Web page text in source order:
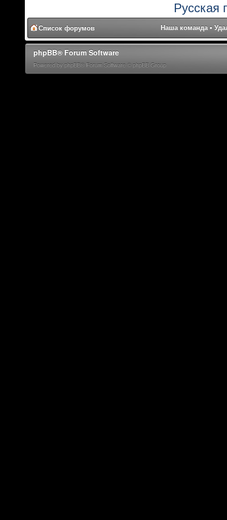
Русская
Список форумов Наша команда •
phpBB® Forum Software
Powered by phpBB® Forum Software © phpBB Group